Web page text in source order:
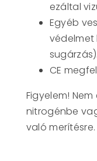
ezáltal
Egyéb
védelmet
sugárzás).
CE
Figyelem!
nitrogénbe
való merítésre.